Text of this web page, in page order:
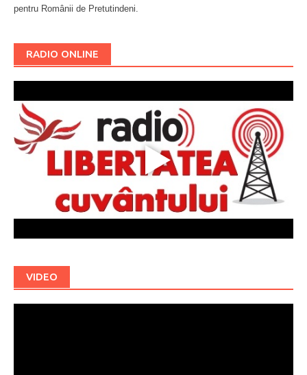
pentru Românii de Pretutindeni.
RADIO ONLINE
VIDEO